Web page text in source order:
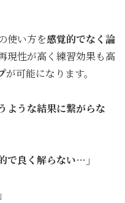
使い方を感覚的でなく論
現性が高く練習効果も高
が可能になります。
ような結果に繋がらな
で良く解らない…」